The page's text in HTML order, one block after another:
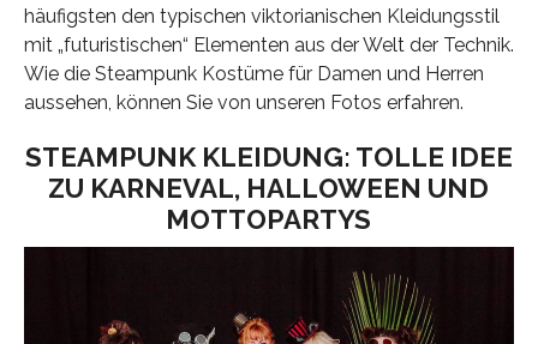
häufigsten den typischen viktorianischen Kleidungsstil
mit „futuristischen“ Elementen aus der Welt der Technik.
Wie die Steampunk Kostüme für Damen und Herren
aussehen, können Sie von unseren Fotos erfahren.
STEAMPUNK KLEIDUNG: TOLLE IDEE
ZU KARNEVAL, HALLOWEEN UND
MOTTOPARTYS